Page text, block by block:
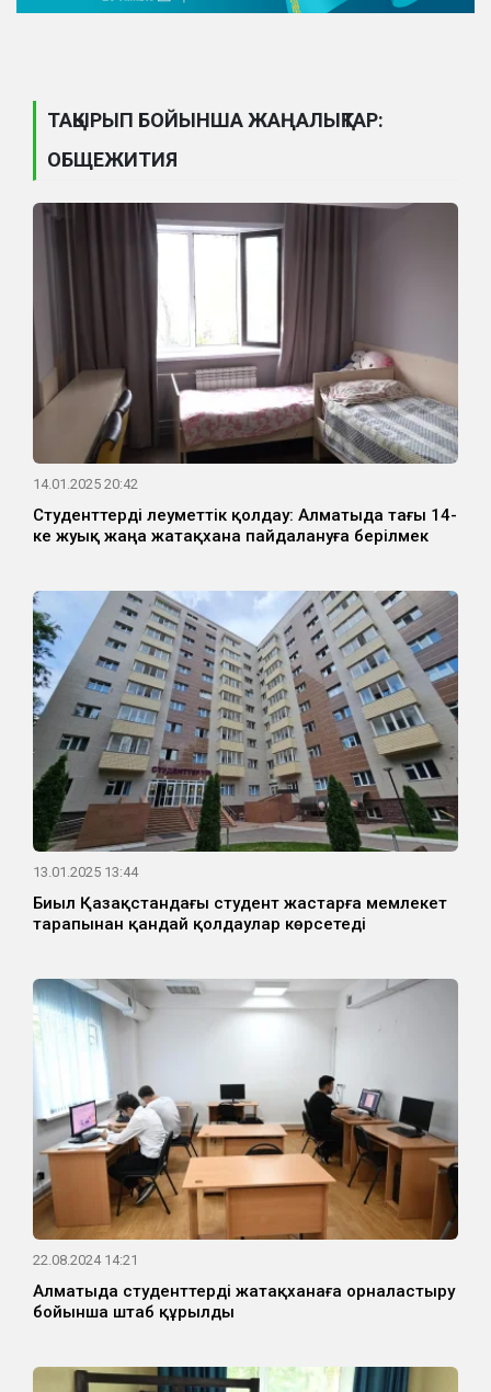
ТАҚЫРЫП БОЙЫНША ЖАҢАЛЫҚТАР:
ОБЩЕЖИТИЯ
14.01.2025 20:42
Студенттерді әлеуметтік қолдау: Алматыда тағы 14-
ке жуық жаңа жатақхана пайдалануға берілмек
13.01.2025 13:44
Биыл Қазақстандағы студент жастарға мемлекет
тарапынан қандай қолдаулар көрсетеді
22.08.2024 14:21
Алматыда студенттерді жатақханаға орналастыру
бойынша штаб құрылды